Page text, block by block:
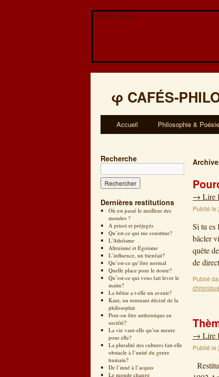
Veuillez patienter...
φ CAFÉS-
Accueil Philosophie & Poésie
Recherche
Dernières restitutions
Où est passé le meilleur des
mondes ?
A priori et préjugés
Qu’est-ce qui me constitue?
L’Athéisme
Altruisme et Egoïsme
L’influence, un bienfait?
Qu’est-ce qu’être normal
Quelle place pour le doute?
Qu’est-ce qui vous fait lever le
matin?
La bêtise a t-elle un avenir?
Kant, un tournant décisif de la
philosophie
Peut-on être authentique en
société?
La vie vaut-elle qu’on meure
pour elle?
La pluralité des cultures fait-elle
obstacle à l’unité du genre
humain?
De l’inné à l’acquis
Le monde change
→ Lire
Publié le
Si tu es
bâcler
quête
de
Publié
→ Lire
Publié le